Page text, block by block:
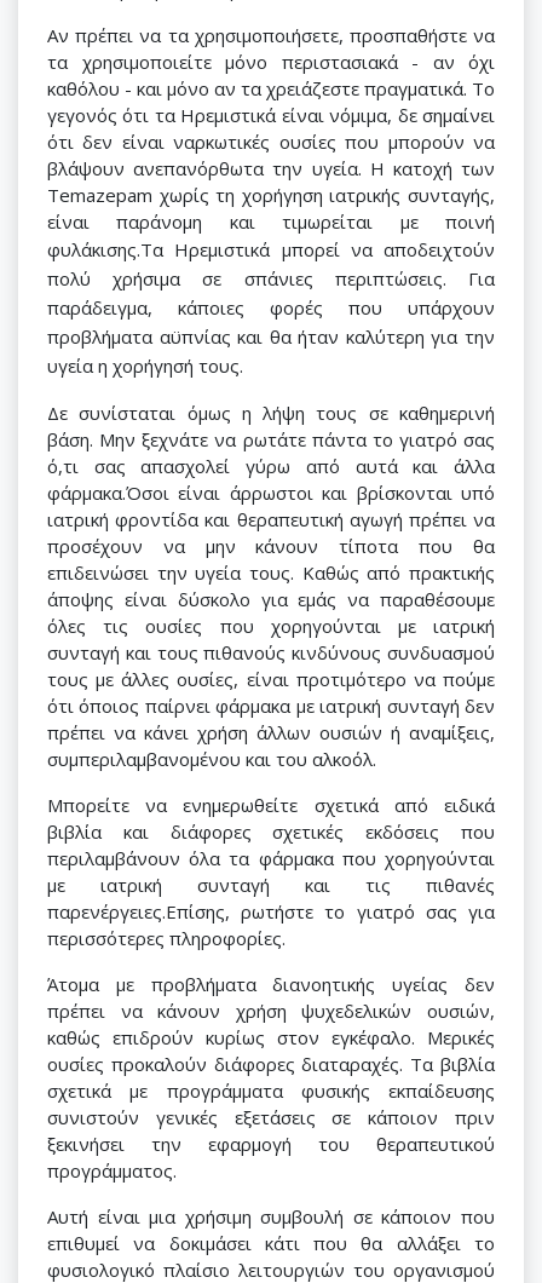
Αν πρέπει να τα χρησιμοποιήσετε, προσπαθήστε να
τα χρησιμοποιείτε μόνο περιστασιακά - αν όχι
καθόλου - και μόνο αν τα χρειάζεστε πραγματικά. Το
γεγονός ότι τα Ηρεμιστικά είναι νόμιμα, δε σημαίνει
ότι δεν είναι ναρκωτικές ουσίες που μπορούν να
βλάψουν ανεπανόρθωτα την υγεία. Η κατοχή των
Temazepam χωρίς τη χορήγηση ιατρικής συνταγής,
είναι παράνομη και τιμωρείται με ποινή
φυλάκισης.Τα Ηρεμιστικά μπορεί να αποδειχτούν
πολύ χρήσιμα σε σπάνιες περιπτώσεις. Για
παράδειγμα, κάποιες φορές που υπάρχουν
προβλήματα αϋπνίας και θα ήταν καλύτερη για την
υγεία η χορήγησή τους.
Δε συνίσταται όμως η λήψη τους σε καθημερινή
βάση. Μην ξεχνάτε να ρωτάτε πάντα το γιατρό σας
ό,τι σας απασχολεί γύρω από αυτά και άλλα
φάρμακα.Όσοι είναι άρρωστοι και βρίσκονται υπό
ιατρική φροντίδα και θεραπευτική αγωγή πρέπει να
προσέχουν να μην κάνουν τίποτα που θα
επιδεινώσει την υγεία τους. Καθώς από πρακτικής
άποψης είναι δύσκολο για εμάς να παραθέσουμε
όλες τις ουσίες που χορηγούνται με ιατρική
συνταγή και τους πιθανούς κινδύνους συνδυασμού
τους με άλλες ουσίες, είναι προτιμότερο να πούμε
ότι όποιος παίρνει φάρμακα με ιατρική συνταγή δεν
πρέπει να κάνει χρήση άλλων ουσιών ή αναμίξεις,
συμπεριλαμβανομένου και του αλκοόλ.
Μπορείτε να ενημερωθείτε σχετικά από ειδικά
βιβλία και διάφορες σχετικές εκδόσεις που
περιλαμβάνουν όλα τα φάρμακα που χορηγούνται
με ιατρική συνταγή και τις πιθανές
παρενέργειες.Επίσης, ρωτήστε το γιατρό σας για
περισσότερες πληροφορίες.
Άτομα με προβλήματα διανοητικής υγείας δεν
πρέπει να κάνουν χρήση ψυχεδελικών ουσιών,
καθώς επιδρούν κυρίως στον εγκέφαλο. Μερικές
ουσίες προκαλούν διάφορες διαταραχές. Τα βιβλία
σχετικά με προγράμματα φυσικής εκπαίδευσης
συνιστούν γενικές εξετάσεις σε κάποιον πριν
ξεκινήσει την εφαρμογή του θεραπευτικού
προγράμματος.
Αυτή είναι μια χρήσιμη συμβουλή σε κάποιον που
επιθυμεί να δοκιμάσει κάτι που θα αλλάξει το
φυσιολογικό πλαίσιο λειτουργιών του οργανισμού